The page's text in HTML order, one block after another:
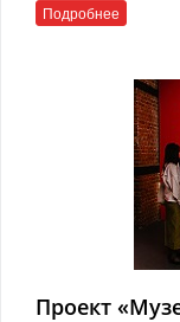
Подробнее
Проект